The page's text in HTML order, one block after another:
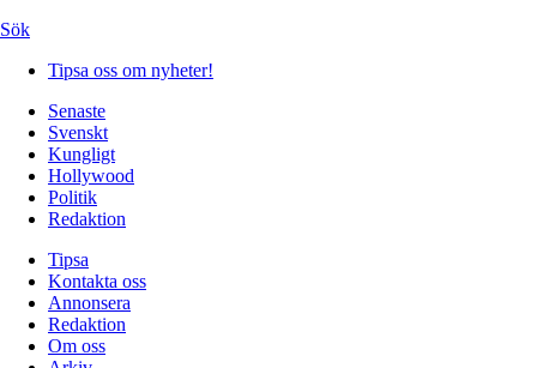
Sök
Tipsa oss om nyheter!
Senaste
Svenskt
Kungligt
Hollywood
Politik
Redaktion
Tipsa
Kontakta oss
Annonsera
Redaktion
Om oss